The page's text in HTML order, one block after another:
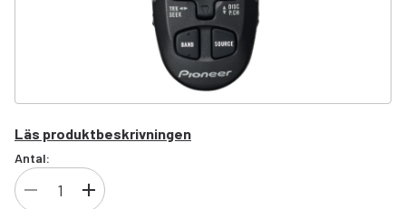
Läs produktbeskrivningen
Antal: